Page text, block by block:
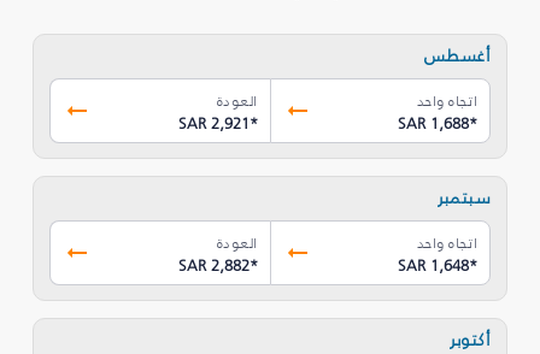
أغسطس
اتجاه واحد
SAR 1,688*
العودة
SAR 2,921*
سبتمبر
اتجاه واحد
SAR 1,648*
العودة
SAR 2,882*
أكتوبر